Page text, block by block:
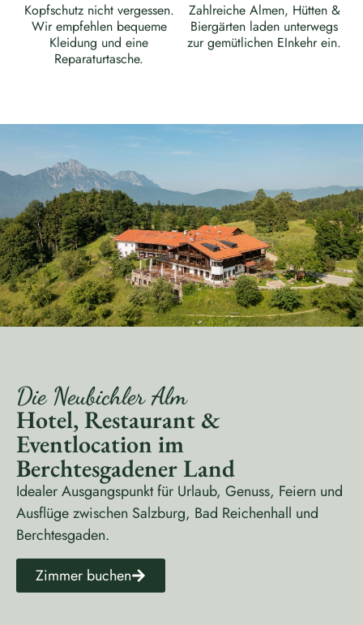
Kopfschutz nicht vergessen.
Wir empfehlen bequeme
Kleidung und eine
Reparaturtasche.
Zahlreiche Almen, Hütten &
Biergärten laden unterwegs
zur gemütlichen EInkehr ein.
Die Neubichler Alm
Hotel, Restaurant &
Eventlocation im
Berchtesgadener Land
Idealer Ausgangspunkt für Urlaub, Genuss, Feiern und
Ausflüge zwischen Salzburg, Bad Reichenhall und
Berchtesgaden.
Zimmer buchen